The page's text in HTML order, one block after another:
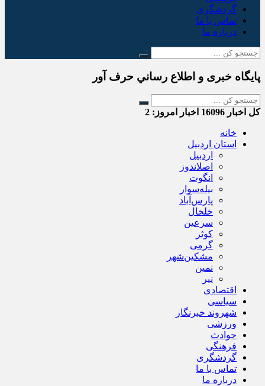
گردشگری
تماس با ما
درباره ما
پایگاه خبری و اطلاع رساني حرف آور
کل اخبار اخبار امروز: 2
خانه
استان اردبیل
اردبیل
اصلاندوز
انگوت
بیله‌سوار
پارس‌آباد
خلخال
سرعین
کوثر
گرمی
مشکین‌شهر
نمین
نیر
اقتصادی
سیاسی
شهروند خبرنگار
ورزشی
حوادث
فرهنگی
گردشگری
تماس با ما
درباره ما